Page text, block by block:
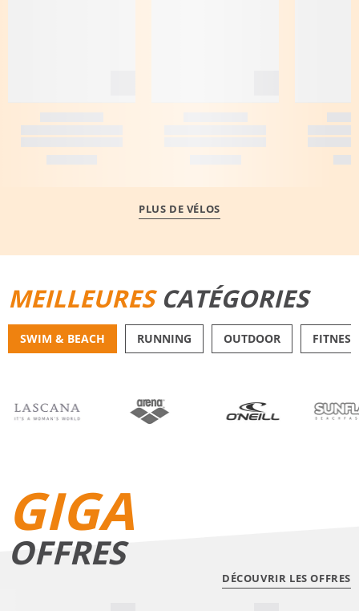
PLUS DE VÉLOS
MEILLEURESCATÉGORIES
SWIM & BEACH RUNNING OUTDOOR FITNESS
GIGA
OFFRES
DÉCOUVRIR LES OFFRES